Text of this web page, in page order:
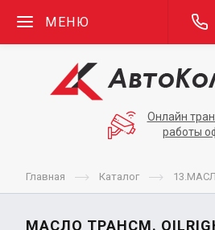
МЕНЮ
Онлайн
работы
Главная Каталог
МАСЛО ТРАНСМ.